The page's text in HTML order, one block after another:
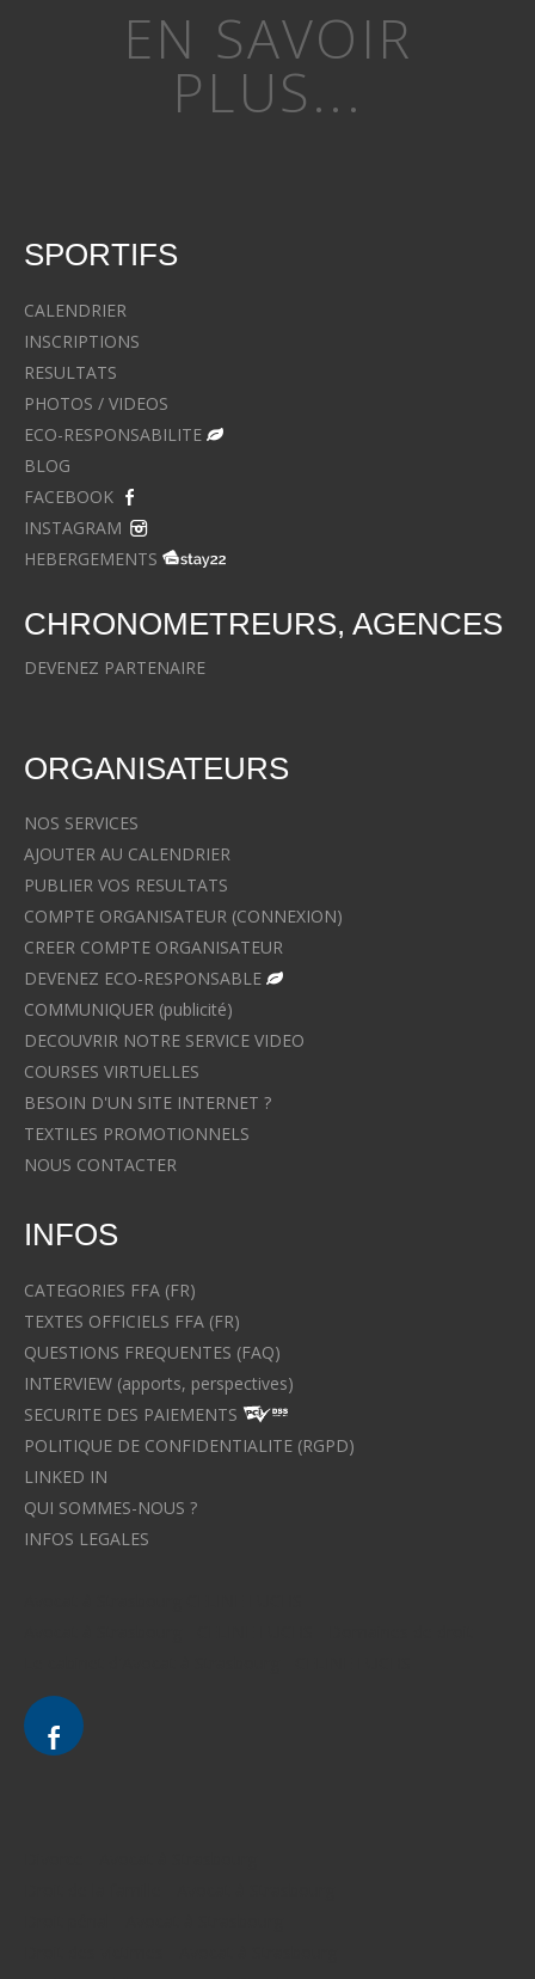
EN SAVOIR
PLUS...
SPORTIFS
CALENDRIER
INSCRIPTIONS
RESULTATS
PHOTOS / VIDEOS
ECO-RESPONSABILITE
BLOG
FACEBOOK
INSTAGRAM
HEBERGEMENTS
CHRONOMETREURS, AGENCES
DEVENEZ PARTENAIRE
ORGANISATEURS
NOS SERVICES
AJOUTER AU CALENDRIER
PUBLIER VOS RESULTATS
COMPTE ORGANISATEUR (CONNEXION)
CREER COMPTE ORGANISATEUR
DEVENEZ ECO-RESPONSABLE
COMMUNIQUER (publicité)
DECOUVRIR NOTRE SERVICE VIDEO
COURSES VIRTUELLES
BESOIN D'UN SITE INTERNET ?
TEXTILES PROMOTIONNELS
NOUS CONTACTER
INFOS
CATEGORIES FFA (FR)
TEXTES OFFICIELS FFA (FR)
QUESTIONS FREQUENTES (FAQ)
INTERVIEW (apports, perspectives)
SECURITE DES PAIEMENTS
POLITIQUE DE CONFIDENTIALITE (RGPD)
LINKED IN
QUI SOMMES-NOUS ?
INFOS LEGALES